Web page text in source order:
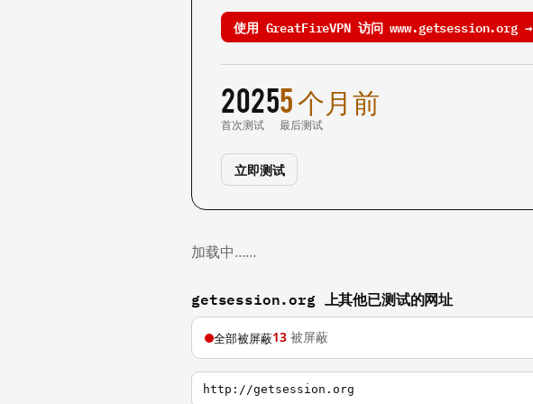
使用 GreatFireVPN 访问 www.getsession.org →
2025
首次测试
5 个月前
最后测试
立即测试
加载中……
getsession.org 上其他已测试的网址
全部被屏蔽13 被屏蔽
http://getsession.org